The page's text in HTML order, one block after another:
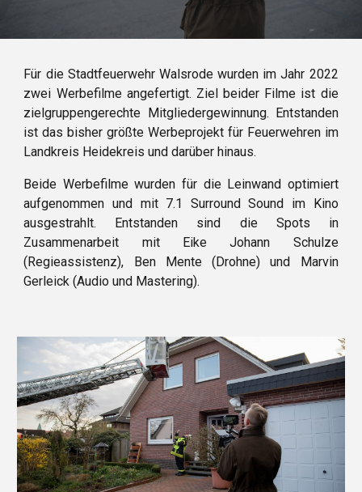
Für die Stadtfeuerwehr Walsrode wurden im Jahr 2022
zwei Werbefilme angefertigt. Ziel beider Filme ist die
zielgruppengerechte Mitgliedergewinnung. Entstanden
ist das bisher größte Werbeprojekt für Feuerwehren im
Landkreis Heidekreis und darüber hinaus.
Beide Werbefilme wurden für die Leinwand optimiert
aufgenommen und mit 7.1 Surround Sound im Kino
ausgestrahlt. Entstanden sind die Spots in
Zusammenarbeit mit Eike Johann Schulze
(Regieassistenz), Ben Mente (Drohne) und Marvin
Gerleick (Audio und Mastering).